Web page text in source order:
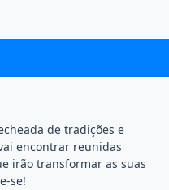
de tradições e
encontrar reunidas
irão transformar as suas
se!